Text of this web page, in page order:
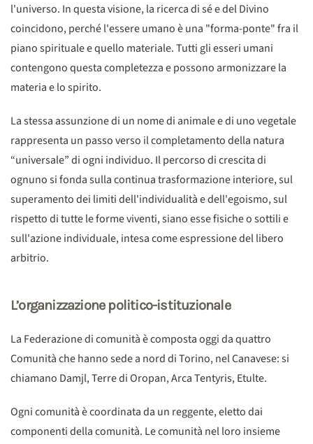
l'universo. In questa visione, la ricerca di sé e del Divino
coincidono, perché l'essere umano è una "forma-ponte" fra il
piano spirituale e quello materiale. Tutti gli esseri umani
contengono questa completezza e possono armonizzare la
materia e lo spirito.
La stessa assunzione di un nome di animale e di uno vegetale
rappresenta un passo verso il completamento della natura
“universale” di ogni individuo. Il percorso di crescita di
ognuno si fonda sulla continua trasformazione interiore, sul
superamento dei limiti dell'individualità e dell'egoismo, sul
rispetto di tutte le forme viventi, siano esse fisiche o sottili e
sull'azione individuale, intesa come espressione del libero
arbitrio.
L’organizzazione politico-istituzionale
La Federazione di comunità è composta oggi da quattro
Comunità che hanno sede a nord di Torino, nel Canavese: si
chiamano Damjl, Terre di Oropan, Arca Tentyris, Etulte.
Ogni comunità è coordinata da un reggente, eletto dai
componenti della comunità. Le comunità nel loro insieme